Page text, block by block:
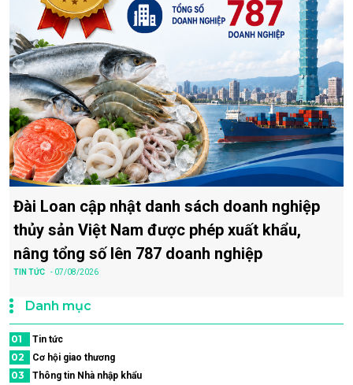
Đài Loan cập nhật danh sách doanh nghiệp
thủy sản Việt Nam được phép xuất khẩu,
nâng tổng số lên 787 doanh nghiệp
TIN TỨC - 07/08/2026
Danh mục
01 Tin tức
02 Cơ hội giao thương
03 Thông tin Nhà nhập khẩu